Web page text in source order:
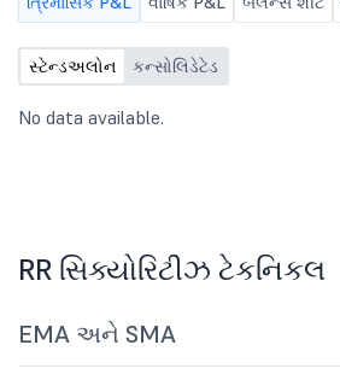
સ્ટેન્ડઅલોન કન્સોલિડેટેડ
No data available.
RR સિક્યોરિટીઝ ટેકનિકલ
EMA અને SMA